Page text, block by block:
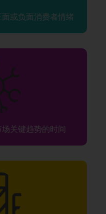
或负面消费者情绪
关键趋势的时间